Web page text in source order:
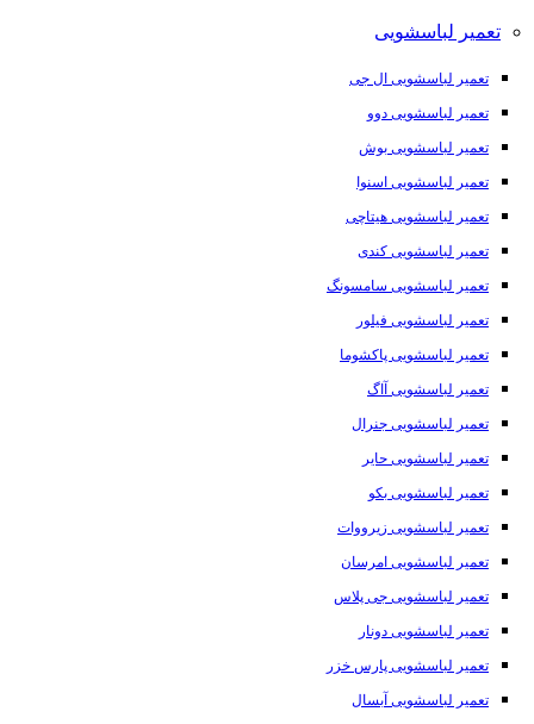
تعمیر لباسشویی
تعمیر لباسشویی ال جی
تعمیر لباسشویی دوو
تعمیر لباسشویی بوش
تعمیر لباسشویی اسنوا
تعمیر لباسشویی هیتاچی
تعمیر لباسشویی کندی
تعمیر لباسشویی سامسونگ
تعمیر لباسشویی فیلور
تعمیر لباسشویی پاکشوما
تعمیر لباسشویی آاگ
تعمیر لباسشویی جنرال
تعمیر لباسشویی حایر
تعمیر لباسشویی بکو
تعمیر لباسشویی زیرووات
تعمیر لباسشویی امرسان
تعمیر لباسشویی جی پلاس
تعمیر لباسشویی دونار
تعمیر لباسشویی پارس خزر
تعمیر لباسشویی آبسال